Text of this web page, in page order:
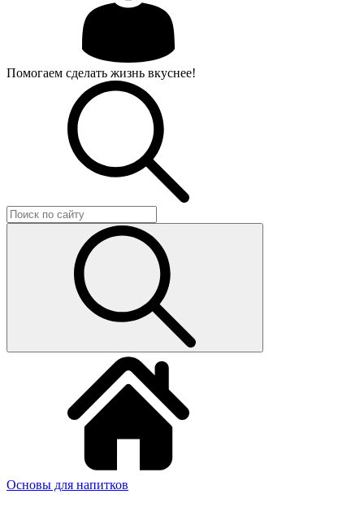
Помогаем сделать жизнь вкуснее!
Основы для напитков